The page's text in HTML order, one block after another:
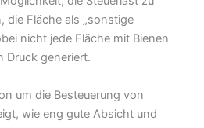
die Fläche als „sonstige
nicht jede Fläche mit Bienen
Druck generiert.
um die Besteuerung von
wie eng gute Absicht und